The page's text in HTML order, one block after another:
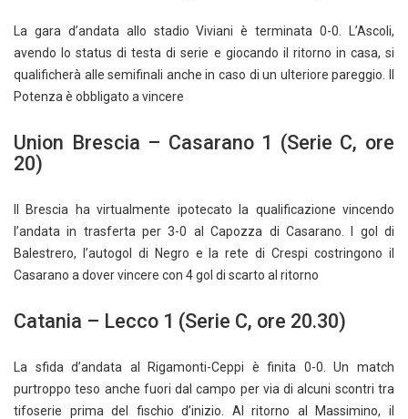
La gara d’andata allo stadio Viviani è terminata 0-0. L’Ascoli,
avendo lo status di testa di serie e giocando il ritorno in casa, si
qualificherà alle semifinali anche in caso di un ulteriore pareggio. Il
Potenza è obbligato a vincere
Union Brescia – Casarano 1 (Serie C, ore
20)
Il Brescia ha virtualmente ipotecato la qualificazione vincendo
l’andata in trasferta per 3-0 al Capozza di Casarano. I gol di
Balestrero, l’autogol di Negro e la rete di Crespi costringono il
Casarano a dover vincere con 4 gol di scarto al ritorno
Catania – Lecco 1 (Serie C, ore 20.30)
La sfida d’andata al Rigamonti-Ceppi è finita 0-0. Un match
purtroppo teso anche fuori dal campo per via di alcuni scontri tra
tifoserie prima del fischio d’inizio. Al ritorno al Massimino, il